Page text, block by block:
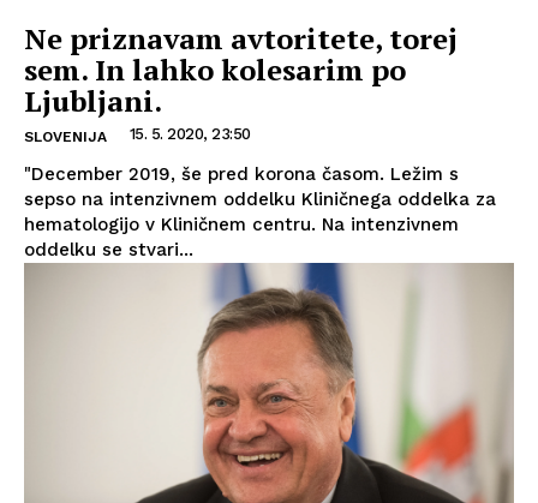
Ne priznavam avtoritete, torej
sem. In lahko kolesarim po
Ljubljani.
SLOVENIJA 15. 5. 2020, 23:50
"December 2019, še pred korona časom. Ležim s
sepso na intenzivnem oddelku Kliničnega oddelka za
hematologijo v Kliničnem centru. Na intenzivnem
oddelku se stvari...